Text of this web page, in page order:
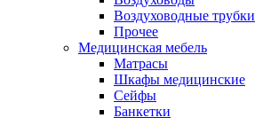
Воздуховодные трубки
Прочее
Медицинская мебель
Матрасы
Шкафы медицинские
Сейфы
Банкетки